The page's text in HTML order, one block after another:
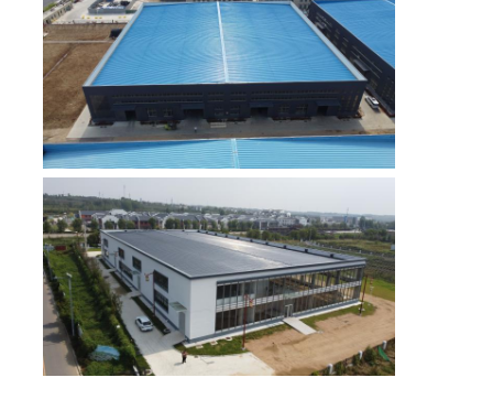
Capannone per cavalli
Garage in acciaio